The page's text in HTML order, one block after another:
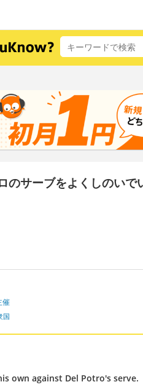
のサーブをよくしのいで
催
国
own against Del Potro's serve.